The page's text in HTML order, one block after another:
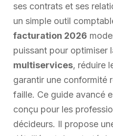
ses contrats et ses
un simple outil
facturation 2026
puissant pour optimiser
multiservices, réduire
garantir une conformité
faille. Ce guide avancé
conçu pour les
décideurs. Il propose